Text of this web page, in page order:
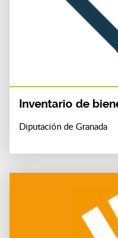
Inventario de
Diputación de Granada